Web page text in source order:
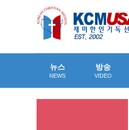
뉴스
NEWS
방송
VIDEO